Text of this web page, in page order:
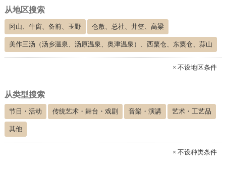
从地区搜索
冈山、牛窗、备前、玉野 仓敷、总社、井笠、高梁
美作三汤（汤乡温泉、汤原温泉、奥津温泉）、西粟仓、东粟仓、蒜山
× 不设地区条件
从类型搜索
节日・活动 传统艺术・舞台・戏剧 音樂・演講 艺术・工艺品
其他
× 不设种类条件